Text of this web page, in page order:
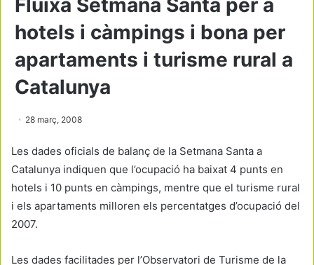
Fluixa Setmana Santa per a
hotels i càmpings i bona per
apartaments i turisme rural a
Catalunya
28 març, 2008
Les dades oficials de balanç de la Setmana Santa a
Catalunya indiquen que l’ocupació ha baixat 4 punts en
hotels i 10 punts en càmpings, mentre que el turisme rural
i els apartaments milloren els percentatges d’ocupació del
2007.
Les dades facilitades per l’Observatori de Turisme de la